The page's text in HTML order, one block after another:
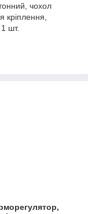
чохол
кріплення,
шт.